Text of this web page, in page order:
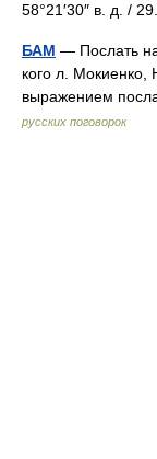
58°21′30″ в. д. /
БАМ — Послать
кого л. Мокиенко,
выражением
русских поговорок